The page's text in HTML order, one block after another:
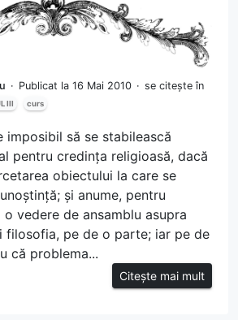
Publicat la 16 Mai 2010
se citește în
III curs
imposibil să se stabilească
pentru credința religioasă, dacă
obiectului la care se
și anume, pentru
vedere de ansamblu asupra
filosofia, pe de o parte; iar pe de
că problema...
Citește mai mult